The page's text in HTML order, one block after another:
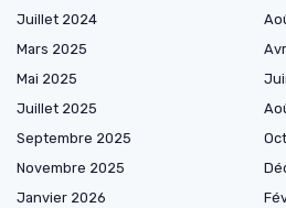
Juillet 2024
Mars 2025
Mai 2025
Juillet 2025
Septembre 2025
Novembre 2025
Janvier 2026